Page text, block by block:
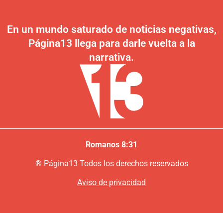
En un mundo saturado de noticias negativas,
Página13 llega para darle vuelta a la
narrativa.
Romanos 8:31
® Página13 Todos los derechos reservados
Aviso de privacidad